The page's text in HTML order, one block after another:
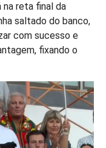
na reta final da
saltado do banco,
com sucesso e
fixando o